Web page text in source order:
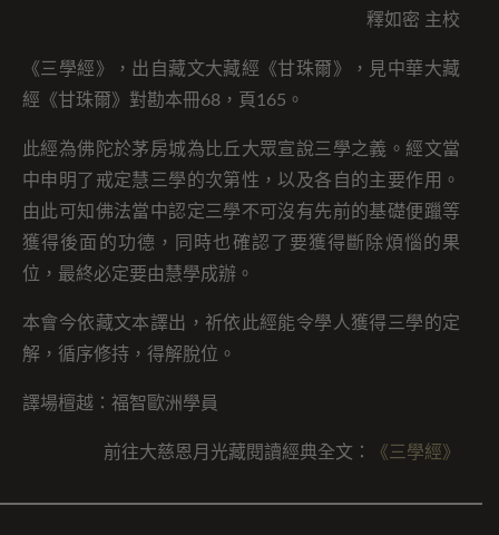
釋如密 主校
《三學經》，出自藏文大藏經《甘珠爾》，見中華大藏
經《甘珠爾》對勘本冊68，頁165。
此經為佛陀於茅房城為比丘大眾宣說三學之義。經文當
中申明了戒定慧三學的次第性，以及各自的主要作用。
由此可知佛法當中認定三學不可沒有先前的基礎便躐等
獲得後面的功德，同時也確認了要獲得斷除煩惱的果
位，最終必定要由慧學成辦。
本會今依藏文本譯出，祈依此經能令學人獲得三學的定
解，循序修持，得解脫位。
譯場檀越：福智歐洲學員
前往大慈恩月光藏閱讀經典全文： 《三學經》